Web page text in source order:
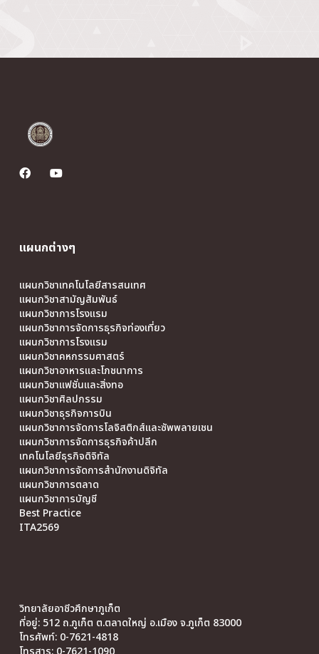
แผนกต่างๆ
แผนกวิชาเทคโนโลยีสารสนเทศ
แผนกวิชาสามัญสัมพันธ์
แผนกวิชาการโรงแรม
แผนกวิชาการจัดการธุรกิจท่องเที่ยว
แผนกวิชาการโรงแรม
แผนกวิชาคหกรรมศาสตร์
แผนกวิชาอาหารและโภชนาการ
แผนกวิชาแฟชั่นและสิ่งทอ
แผนกวิชาศิลปกรรม
แผนกวิชาธุรกิจการบิน
แผนกวิชาการจัดการโลจิสติกส์และซัพพลายเชน
แผนกวิชาการจัดการธุรกิจค้าปลีก
เทคโนโลยีธุรกิจดิจิทัล
แผนกวิชาการจัดการสำนักงานดิจิทัล
แผนกวิชาการตลาด
แผนกวิชาการบัญชี
Best Practice
ITA2569
วิทยาลัยอาชีวศึกษาภูเก็ต
ที่อยู่: 512 ถ.ภูเก็ต ต.ตลาดใหญ่ อ.เมือง จ.ภูเก็ต 83000
โทรศัพท์: 0-7621-4818